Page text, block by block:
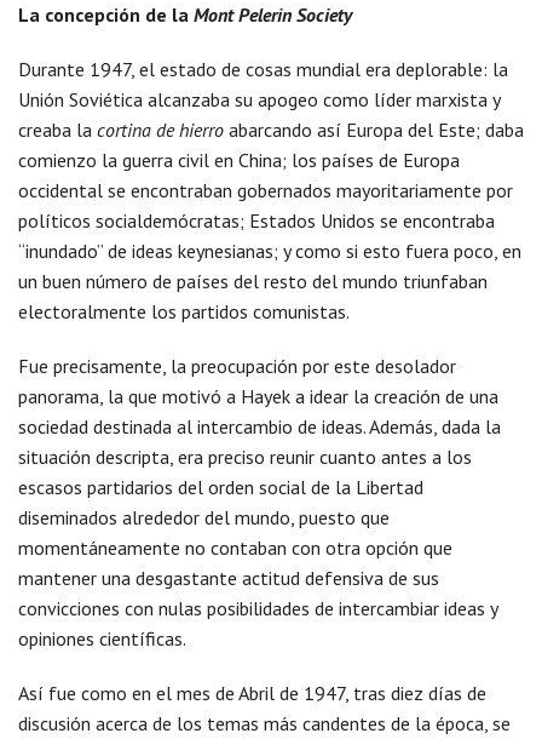
La concepción de la Mont Pelerin Society
Durante 1947, el estado de cosas mundial era deplorable: la
Unión Soviética alcanzaba su apogeo como líder marxista y
creaba la cortina de hierro abarcando así Europa del Este; daba
comienzo la guerra civil en China; los países de Europa
occidental se encontraban gobernados mayoritariamente por
políticos socialdemócratas; Estados Unidos se encontraba
“inundado” de ideas keynesianas; y como si esto fuera poco, en
un buen número de países del resto del mundo triunfaban
electoralmente los partidos comunistas.
Fue precisamente, la preocupación por este desolador
panorama, la que motivó a Hayek a idear la creación de una
sociedad destinada al intercambio de ideas. Además, dada la
situación descripta, era preciso reunir cuanto antes a los
escasos partidarios del orden social de la Libertad
diseminados alrededor del mundo, puesto que
momentáneamente no contaban con otra opción que
mantener una desgastante actitud defensiva de sus
convicciones con nulas posibilidades de intercambiar ideas y
opiniones científicas.
Así fue como en el mes de Abril de 1947, tras diez días de
discusión acerca de los temas más candentes de la época, se